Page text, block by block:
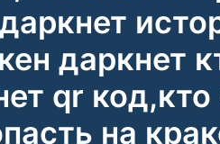
даркнет
qr код,кто
на